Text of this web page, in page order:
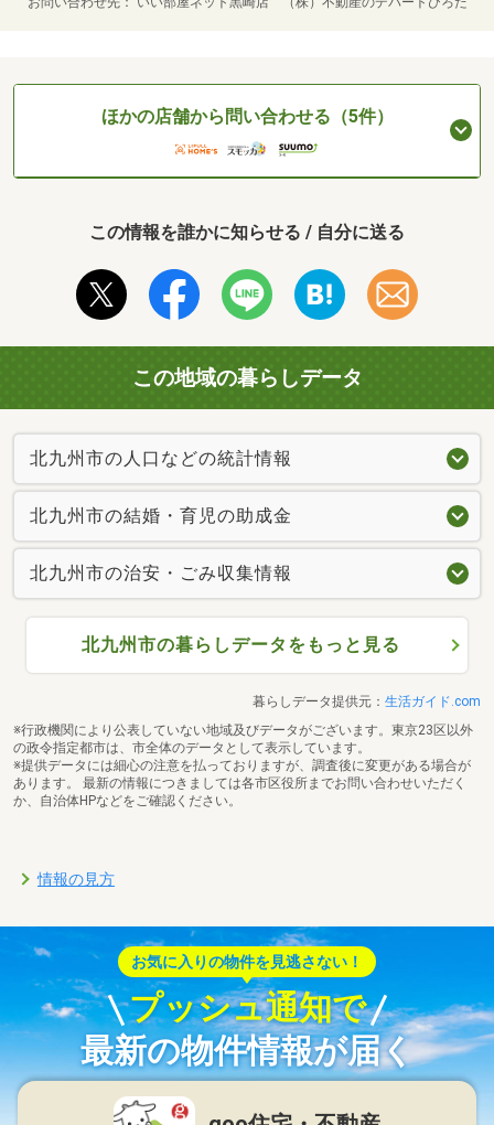
ほかの店舗から問い合わせる（5件）
この情報を誰かに知らせる / 自分に送る
この地域の暮らしデータ
北九州市の人口などの統計情報
北九州市の結婚・育児の助成金
北九州市の治安・ごみ収集情報
北九州市の暮らしデータをもっと見る
暮らしデータ提供元： 生活ガイド.com
※行政機関により公表していない地域及びデータがございます。東京23区以外
の政令指定都市は、市全体のデータとして表示しています。
※提供データには細心の注意を払っておりますが、調査後に変更がある場合が
あります。 最新の情報につきましては各市区役所までお問い合わせいただく
か、自治体HPなどをご確認ください。
情報の見方
お気に入りの物件を見逃さない！
プッシュ通知で
最新の物件情報が届く